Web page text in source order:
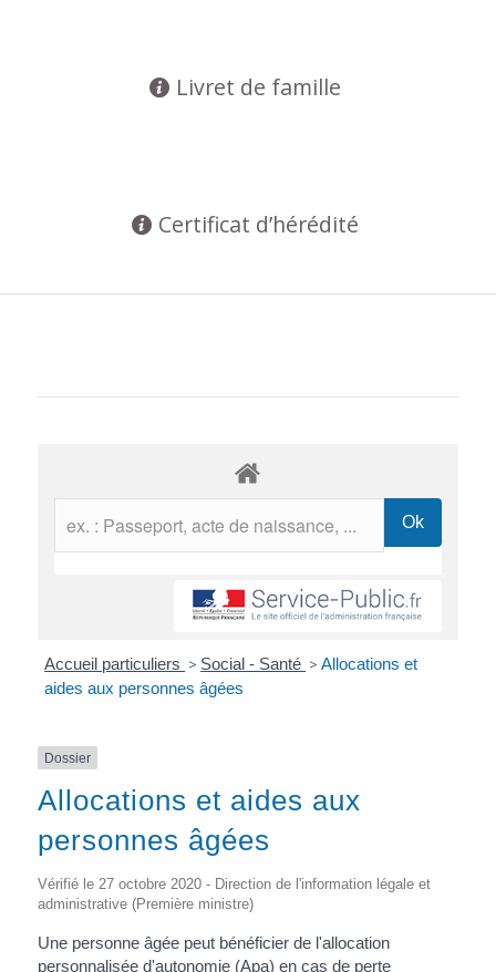
Livret de famille
Certificat d’hérédité
Accueil particuliers > Social - Santé > Allocations et
aides aux personnes âgées
Dossier
Allocations et aides aux
personnes âgées
Vérifié le 27 octobre 2020 - Direction de l'information légale et
administrative (Première ministre)
Une personne âgée peut bénéficier de l'allocation
personnalisée d'autonomie (Apa) en cas de perte